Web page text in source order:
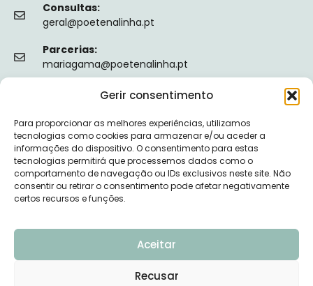
Gerir consentimento
Para proporcionar as melhores experiências, utilizamos
tecnologias como cookies para armazenar e/ou aceder a
informações do dispositivo. O consentimento para estas
tecnologias permitirá que processemos dados como o
comportamento de navegação ou IDs exclusivos neste site. Não
consentir ou retirar o consentimento pode afetar negativamente
certos recursos e funções.
Aceitar
Recusar
Consultas:
geral@poetenalinha.pt
Parcerias:
mariagama@poetenalinha.pt
Política de privacidade
Termos e Condições
Livro de reclamações